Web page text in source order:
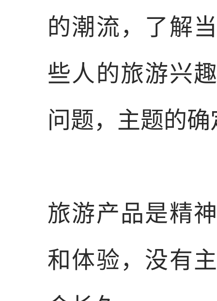
的潮流，了解
些人的旅游兴
问题，主题的
旅游产品是精
和体验，没有